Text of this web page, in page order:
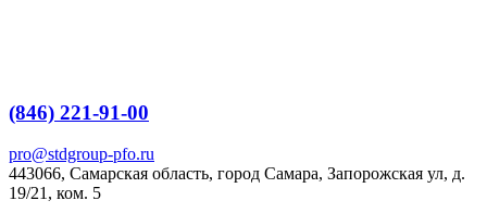
(846) 221-91-00
pro@stdgroup-pfo.ru
443066, Самарская область, город Самара, Запорожская ул, д.
19/21, ком. 5